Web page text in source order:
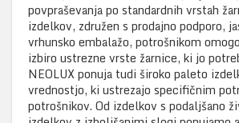
povpraševanja po standardnih vrstah
izdelkov, združen s prodajno podporo,
vrhunsko embalažo, potrošnikom
izbiro ustrezne vrste žarnice, ki jo
NEOLUX ponuja tudi široko paleto
vrednostjo, ki ustrezajo specifičnim
potrošnikov. Od izdelkov s podaljšano